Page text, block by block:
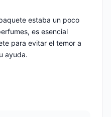
estaba un poco
es esencial
para evitar el temor a
ayuda.